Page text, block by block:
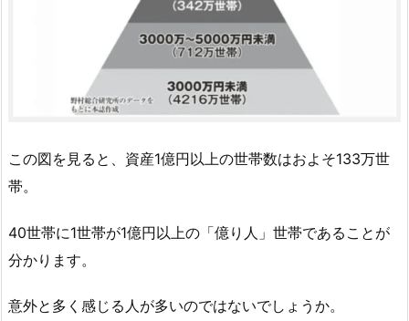
この図を見ると、資産1億円以上の世帯数はおよそ133万世
帯。
40世帯に1世帯が1億円以上の「億り人」世帯であることが
分かります。
意外と多く感じる人が多いのではないでしょうか。